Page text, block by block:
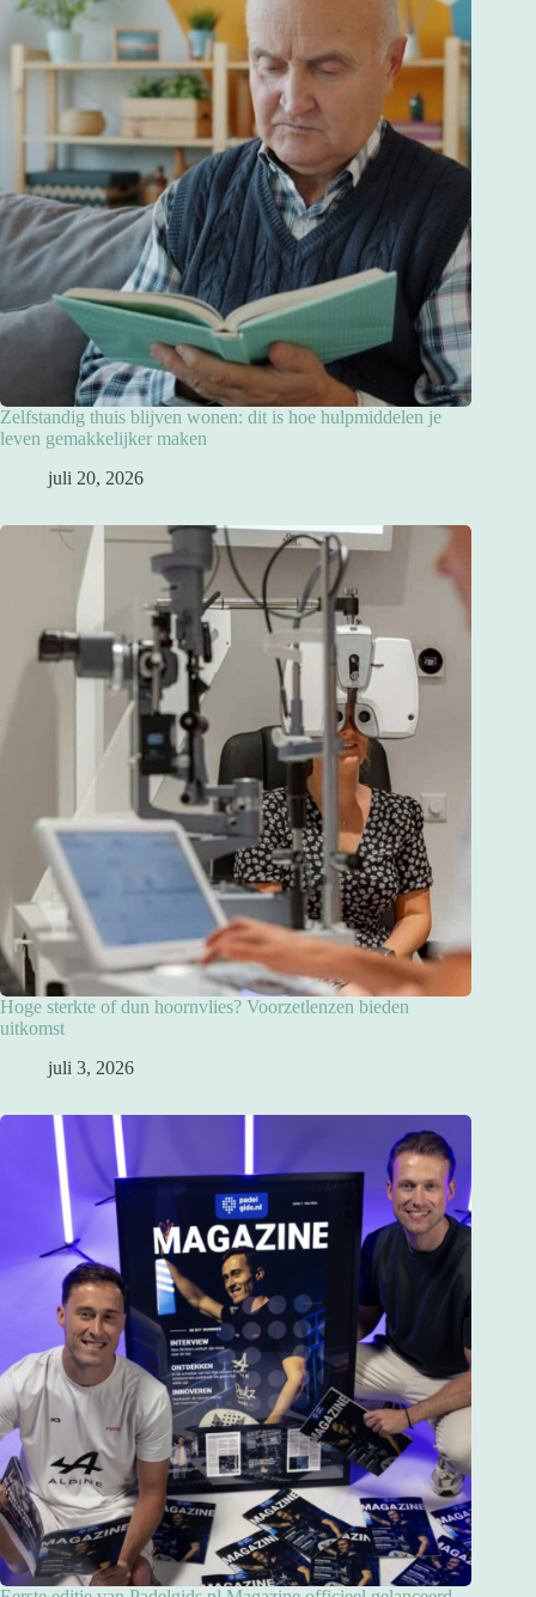
Zelfstandig thuis blijven wonen: dit is hoe hulpmiddelen je
leven gemakkelijker maken
juli 20, 2026
Hoge sterkte of dun hoornvlies? Voorzetlenzen bieden
uitkomst
juli 3, 2026